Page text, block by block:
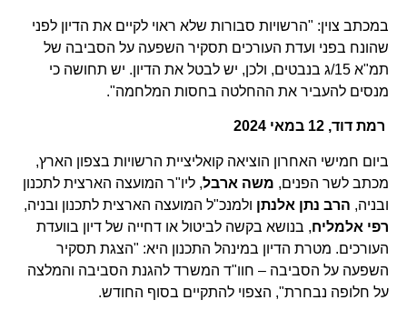
במכתב צוין: "הרשויות סבורות שלא ראוי לקיים את הדיון לפני
שהונח בפני ועדת העורכים תסקיר השפעה על הסביבה של
תמ"א 15/ג בנבטים, ולכן, יש לבטל את הדיון. יש תחושה כי
מנסים להעביר את ההחלטה בחסות המלחמה".
רמת דוד, 12 במאי 2024
ביום חמישי האחרון הוציאה קואליציית הרשויות בצפון הארץ,
מכתב לשר הפנים, משה ארבל, ליו"ר המועצה הארצית לתכנון
ובניה, הרב נתן אלנתן ולמנכ"ל המועצה הארצית לתכנון ובניה,
רפי אלמליח, בנושא בקשה לביטול או דחייה של דיון בוועדת
העורכים. מטרת הדיון במינהל התכנון היא: "הצגת תסקיר
השפעה על הסביבה – חוו"ד המשרד להגנת הסביבה והמלצה
על חלופה נבחרת", הצפוי להתקיים בסוף החודש.